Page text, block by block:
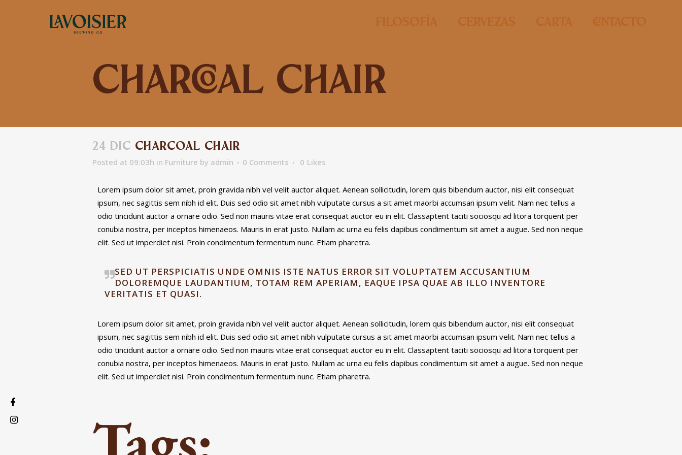
Charcoal Chair
24 DIC CHARCOAL CHAIR
Posted at 09:03h in Furniture by admin 0 Comments 0 Likes
Lorem ipsum dolor sit amet, proin gravida nibh vel velit auctor aliquet. Aenean sollicitudin, lorem quis bibendum auctor, nisi elit consequat
ipsum, nec sagittis sem nibh id elit. Duis sed odio sit amet nibh vulputate cursus a sit amet maorbi accumsan ipsum velit. Nam nec tellus a
odio tincidunt auctor a ornare odio. Sed non mauris vitae erat consequat auctor eu in elit. Classaptent taciti sociosqu ad litora torquent per
conubia nostra, per inceptos himenaeos. Mauris in erat justo. Nullam ac urna eu felis dapibus condimentum sit amet a augue. Sed non neque
elit. Sed ut imperdiet nisi. Proin condimentum fermentum nunc. Etiam pharetra.
SED UT PERSPICIATIS UNDE OMNIS ISTE NATUS ERROR SIT VOLUPTATEM ACCUSANTIUM
DOLOREMQUE LAUDANTIUM, TOTAM REM APERIAM, EAQUE IPSA QUAE AB ILLO INVENTORE
VERITATIS ET QUASI.
Lorem ipsum dolor sit amet, proin gravida nibh vel velit auctor aliquet. Aenean sollicitudin, lorem quis bibendum auctor, nisi elit consequat
ipsum, nec sagittis sem nibh id elit. Duis sed odio sit amet nibh vulputate cursus a sit amet maorbi accumsan ipsum velit. Nam nec tellus a
odio tincidunt auctor a ornare odio. Sed non mauris vitae erat consequat auctor eu in elit. Classaptent taciti sociosqu ad litora torquent per
conubia nostra, per inceptos himenaeos. Mauris in erat justo. Nullam ac urna eu felis dapibus condimentum sit amet a augue. Sed non neque
elit. Sed ut imperdiet nisi. Proin condimentum fermentum nunc. Etiam pharetra.